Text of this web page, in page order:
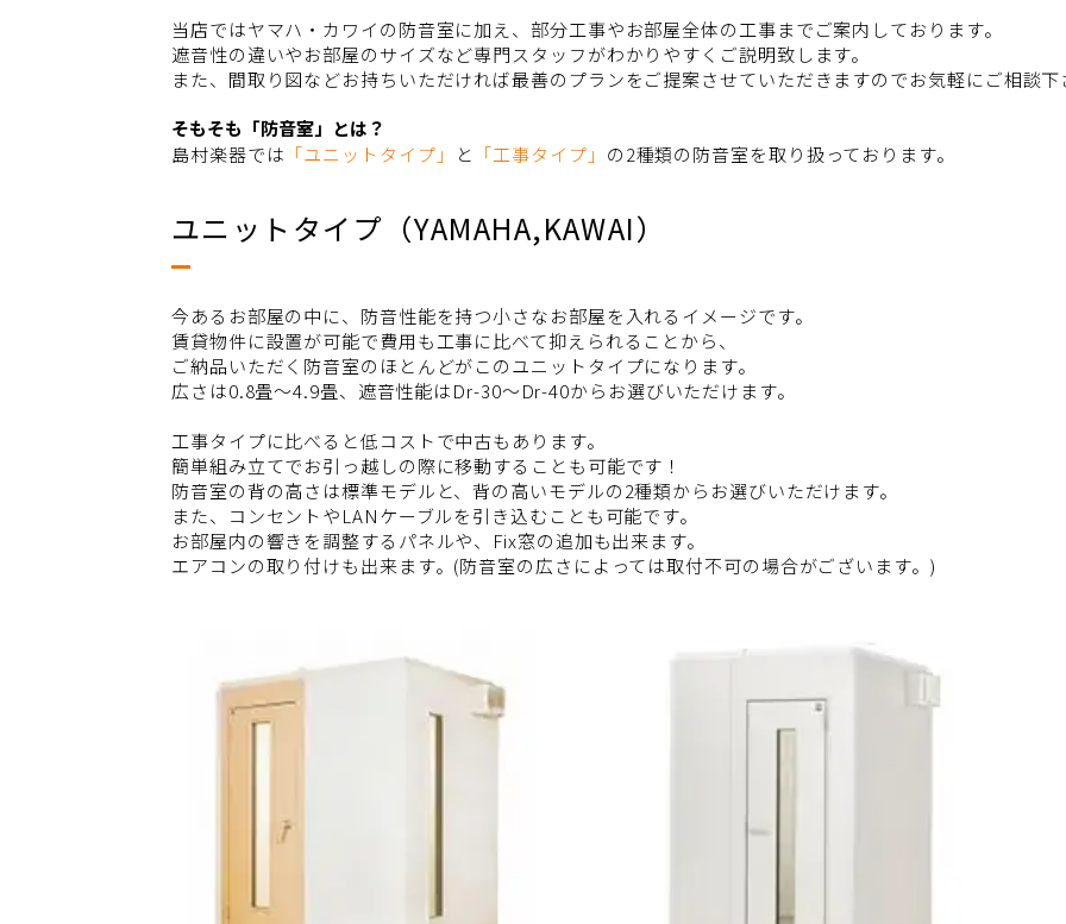
当店ではヤマハ・カワイの防音室に加え、部分工事やお部屋全体の工事までご案内しております。
遮音性の違いやお部屋のサイズなど専門スタッフがわかりやすくご説明致します。
また、間取り図などお持ちいただければ最善のプランをご提案させていただきますのでお気軽にご相談
そもそも「防音室」とは？
島村楽器では 「ユニットタイプ」 と 「工事タイプ」 の2種類の防音室を取り扱っております。
ユニットタイプ（YAMAHA,KAWAI）
今あるお部屋の中に、防音性能を持つ小さなお部屋を入れるイメージです。
賃貸物件に設置が可能で費用も工事に比べて抑えられることから、
ご納品いただく防音室のほとんどがこのユニットタイプになります。
広さは0.8畳～4.9畳、遮音性能はDr-30～Dr-40からお選びいただけます。
工事タイプに比べると低コストで中古もあります。
簡単組み立てでお引っ越しの際に移動することも可能です！
防音室の背の高さは標準モデルと、背の高いモデルの2種類からお選びいただけます。
また、コンセントやLANケーブルを引き込むことも可能です。
お部屋内の響きを調整するパネルや、Fix窓の追加も出来ます。
エアコンの取り付けも出来ます。(防音室の広さによっては取付不可の場合がございます。)